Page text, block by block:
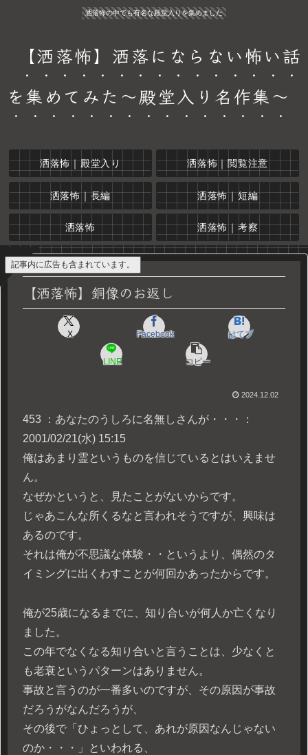
洒落怖の中でも有名な殿堂入りを集めました
【洒落怖】洒落にならない怖い話
を集めてみた～殿堂入り名作集～
洒落怖｜殿堂入り 洒落怖｜閲覧注意
洒落怖｜長編 洒落怖｜短編
洒落怖 洒落怖｜考察
記事内に広告も含まれています。
【洒落怖】銅像のお返し
X Facebook はてブ
LINE コピー
2024.12.02
453 ：あなたのうしろに名無しさんが・・・：
2001/02/21(水) 15:15
俺はあまり霊というものを信じているとはいえませ
ん。
なぜかというと、見たことがないからです。
じゃあこんな所くるなと言われそうですが、興味は
あるのです。
それは俺が不思議な体験・・というより、偶然のタ
イミングに出くわすことが何回かあったからです。
俺が25歳になるまでに、知り合いが何人か亡くなり
ました。
この年でなくなる知り合いと言うことは、少なくと
も老衰というパターンはありません。
事故と言うのが一番多いのですが、その原因が事故
だろうがなんだろうが、
その後で「ひょっとして、あれが原因なんじゃない
のか・・・」といわれる、